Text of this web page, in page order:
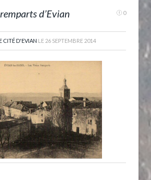
d’Evian 0
CITÉ D'EVIAN LE 26 SEPTEMBRE 2014